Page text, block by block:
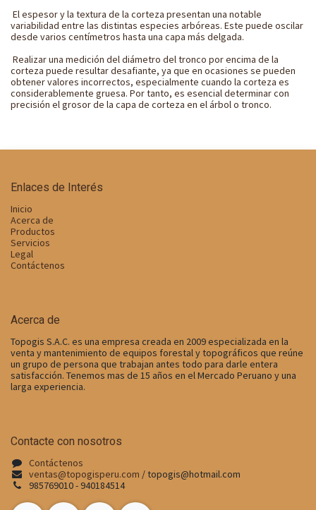
El espesor y la textura de la corteza presentan una notable
variabilidad entre las distintas especies arbóreas. Este puede oscilar
desde varios centímetros hasta una capa más delgada.
Realizar una medición del diámetro del tronco por encima de la
corteza puede resultar desafiante, ya que en ocasiones se pueden
obtener valores incorrectos, especialmente cuando la corteza es
considerablemente gruesa. Por tanto, es esencial determinar con
precisión el grosor de la capa de corteza en el árbol o tronco.
Enlaces de Interés
Inicio
Acerca de
Productos
Servicios
Legal
Contáctenos
Acerca de
Topogis S.A.C. es una empresa creada en 2009 especializada en la
venta y mantenimiento de equipos forestal y topográficos que reúne
un grupo de persona que trabajan antes todo para darle entera
satisfacción. Tenemos mas de 15 años en el Mercado Peruano y una
larga experiencia.
Contacte con nosotros
Contáctenos
ventas@topogisperu.com / topogis@hotmail.com
985769010 - 940184514